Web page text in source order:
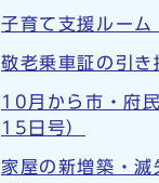
子育て支援ルー
敬老乗車証の引
10月から市・府
15日号）
家屋の新増築・